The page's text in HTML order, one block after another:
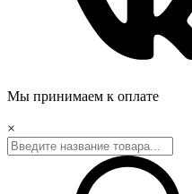
Мы принимаем к оплате
×